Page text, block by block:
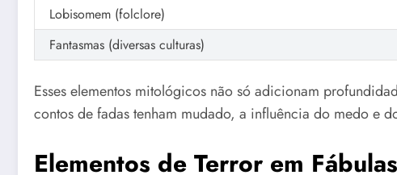
Lobisomem (folclore)
Fantasmas (diversas culturas)
Esses elementos mitológicos não só adicionam
contos de fadas tenham mudado, a influência do medo e
Elementos de Terror em Fábulas